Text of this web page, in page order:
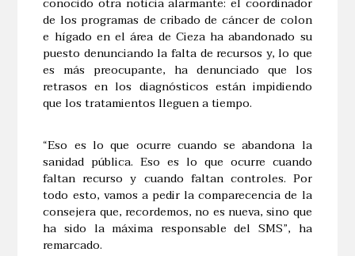
de los programas de cribado de cáncer de colon
e hígado en el área de Cieza ha abandonado su
puesto denunciando la falta de recursos y, lo que
es más preocupante, ha denunciado que los
retrasos en los diagnósticos están impidiendo
que los tratamientos lleguen a tiempo.
“Eso es lo que ocurre cuando se abandona la
sanidad pública. Eso es lo que ocurre cuando
faltan recurso y cuando faltan controles. Por
todo esto, vamos a pedir la comparecencia de la
consejera que, recordemos, no es nueva, sino que
ha sido la máxima responsable del SMS”, ha
remarcado.